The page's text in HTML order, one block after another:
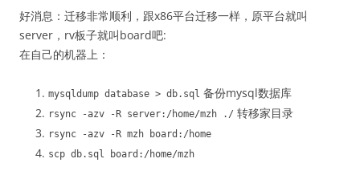
好消息：迁移非常顺利，跟x86平台迁移一样，原平台就叫
server，rv板子就叫board吧:
在自己的机器上：
mysqldump database > db. sql 备份mysql数据库
rsync -azv - R server: /home/mzh ./ 转移家目录
rsync -azv - R mzh board :/ home
scp db. sql board : /home/mzh